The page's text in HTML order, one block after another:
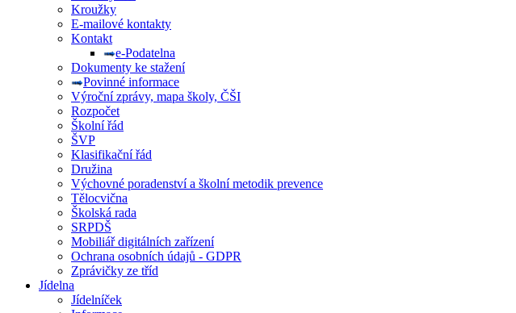
Kroužky
E-mailové kontakty
Kontakt
e-Podatelna
Dokumenty ke stažení
Povinné informace
Výroční zprávy, mapa školy, ČŠI
Rozpočet
Školní řád
ŠVP
Klasifikační řád
Družina
Výchovné poradenství a školní metodik prevence
Tělocvična
Školská rada
SRPDŠ
Mobiliář digitálních zařízení
Ochrana osobních údajů - GDPR
Zprávičky ze tříd
Jídelna
Jídelníček